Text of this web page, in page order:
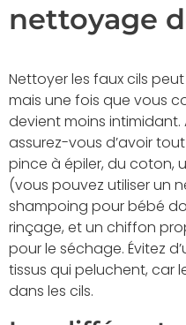
nettoyage
Nettoyer les faux cils
mais une fois que vous
devient moins
assurez-vous d’avoir
pince à épiler, du coton,
(vous pouvez utiliser un
shampoing pour bébé
rinçage, et un chiffon
pour le séchage. Évitez
tissus qui peluchent, car
dans les cils.